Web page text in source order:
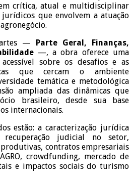
crítica, atual e multidisciplinar
que envolvem a atuação
— Parte Geral, Finanças,
—, a obra oferece uma
sobre os desafios e as
que cercam o ambiente
temática e metodológica
ampliada das dinâmicas que
brasileiro, desde sua base
internacionais.
estão: a caracterização jurídica
judicial no setor,
contratos empresariais
crowdfunding, mercado de
e impactos sociais do turismo